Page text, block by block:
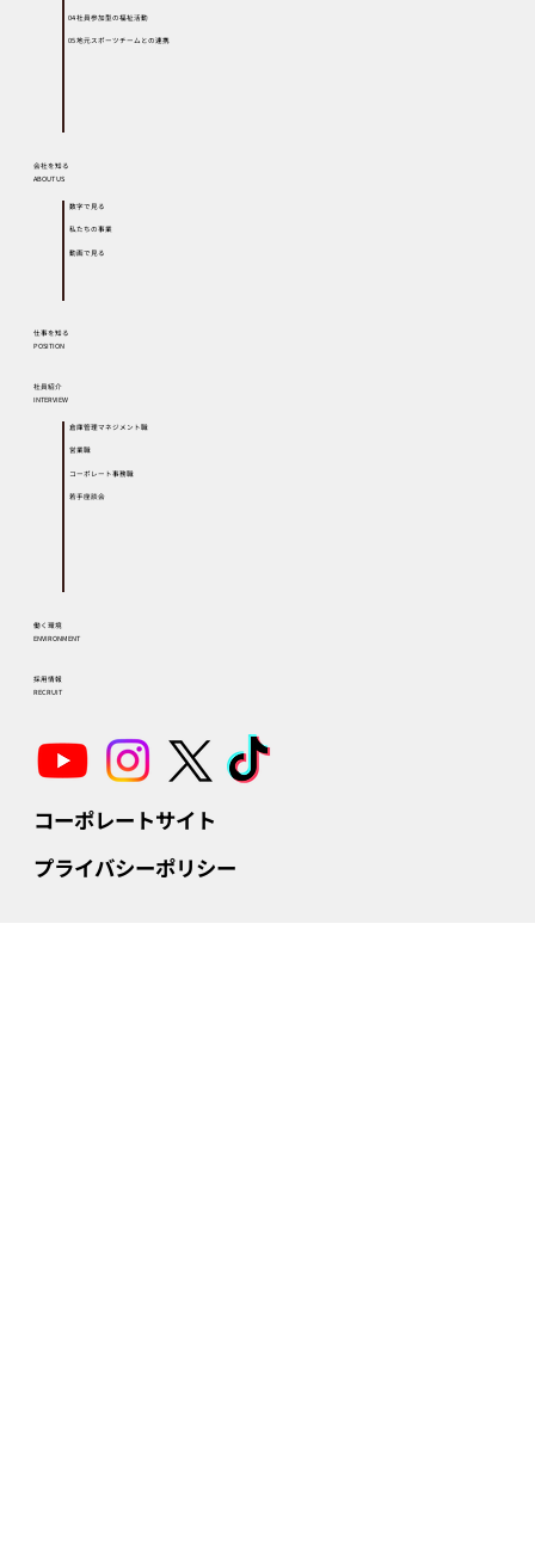
04 社員参加型の福祉活動
05 地元スポーツチームとの連携
会社を知る
ABOUT US
数字で見る
私たちの事業
動画で見る
仕事を知る
POSITION
社員紹介
INTERVIEW
倉庫管理マネジメント職
営業職
コーポレート事務職
若手座談会
働く環境
ENVIRONMENT
採用情報
RECRUIT
コーポレートサイト
プライバシーポリシー